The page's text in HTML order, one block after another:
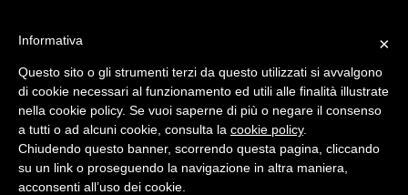
×
Informativa
Questo sito o gli strumenti terzi da questo utilizzati si avvalgono
di cookie necessari al funzionamento ed utili alle finalità illustrate
nella cookie policy. Se vuoi saperne di più o negare il consenso
a tutti o ad alcuni cookie, consulta la cookie policy.
Chiudendo questo banner, scorrendo questa pagina, cliccando
su un link o proseguendo la navigazione in altra maniera,
acconsenti all’uso dei cookie.